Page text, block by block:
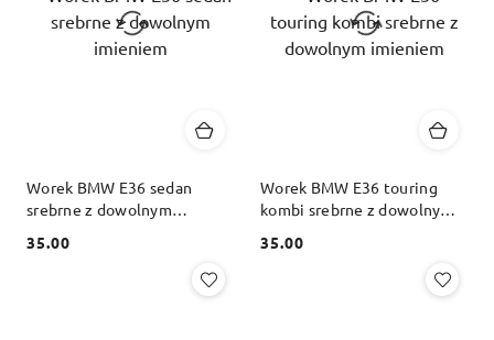
Worek BMW E36 sedan
srebrne z dowolnym
Cena:
35.00
Worek BMW E36 touring
kombi srebrne z dowolnym
Cena:
35.00